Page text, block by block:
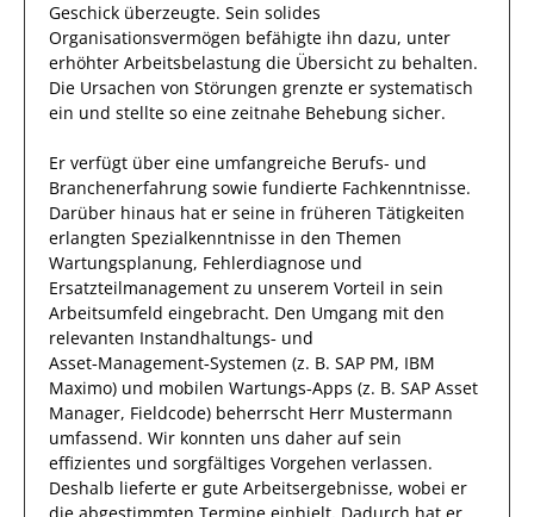
Geschick überzeugte. Sein solides
Organisationsvermögen befähigte ihn dazu, unter
erhöhter Arbeitsbelastung die Übersicht zu behalten.
Die Ursachen von Störungen grenzte er systematisch
ein und stellte so eine zeitnahe Behebung sicher.
Er verfügt über eine umfangreiche Berufs- und
Branchenerfahrung sowie fundierte Fachkenntnisse.
Darüber hinaus hat er seine in früheren Tätigkeiten
erlangten Spezialkenntnisse in den Themen
Wartungsplanung, Fehlerdiagnose und
Ersatzteilmanagement zu unserem Vorteil in sein
Arbeitsumfeld eingebracht. Den Umgang mit den
relevanten Instandhaltungs‑ und
Asset‑Management‑Systemen (z. B. SAP PM, IBM
Maximo) und mobilen Wartungs‑Apps (z. B. SAP Asset
Manager, Fieldcode) beherrscht Herr Mustermann
umfassend. Wir konnten uns daher aufsein
effizientes und sorgfältiges Vorgehen verlassen.
Deshalb lieferte er gute Arbeitsergebnisse, wobei er